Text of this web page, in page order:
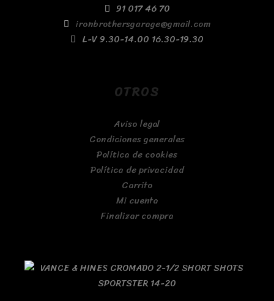
91 017 46 70
ironbrothersgarage@gmail.com
L-V 9.30-14.00 16.30-19.30
OTROS
Aviso legal
Condiciones generales
Política de cookies
Política de privacidad
Carrito
Mi cuenta
Finalizar compra